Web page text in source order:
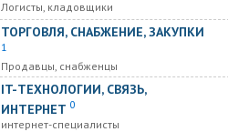
Логисты, кладовщики
ТОРГОВЛЯ, СНАБЖЕНИЕ, ЗАКУПКИ
1
Продавцы, снабженцы
IT-ТЕХНОЛОГИИ, СВЯЗЬ,
ИНТЕРНЕТ 0
интернет-специалисты